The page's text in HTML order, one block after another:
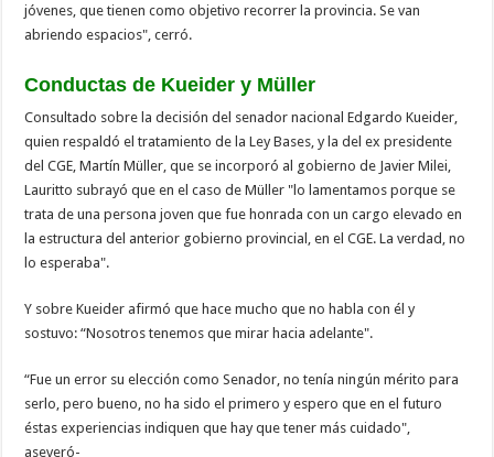
jóvenes, que tienen como objetivo recorrer la provincia. Se van
abriendo espacios", cerró.
Conductas de Kueider y Müller
Consultado sobre la decisión del senador nacional Edgardo Kueider,
quien respaldó el tratamiento de la Ley Bases, y la del ex presidente
del CGE, Martín Müller, que se incorporó al gobierno de Javier Milei,
Lauritto subrayó que en el caso de Müller "lo lamentamos porque se
trata de una persona joven que fue honrada con un cargo elevado en
la estructura del anterior gobierno provincial, en el CGE. La verdad, no
lo esperaba".
Y sobre Kueider afirmó que hace mucho que no habla con él y
sostuvo: “Nosotros tenemos que mirar hacia adelante".
“Fue un error su elección como Senador, no tenía ningún mérito para
serlo, pero bueno, no ha sido el primero y espero que en el futuro
éstas experiencias indiquen que hay que tener más cuidado",
aseveró-